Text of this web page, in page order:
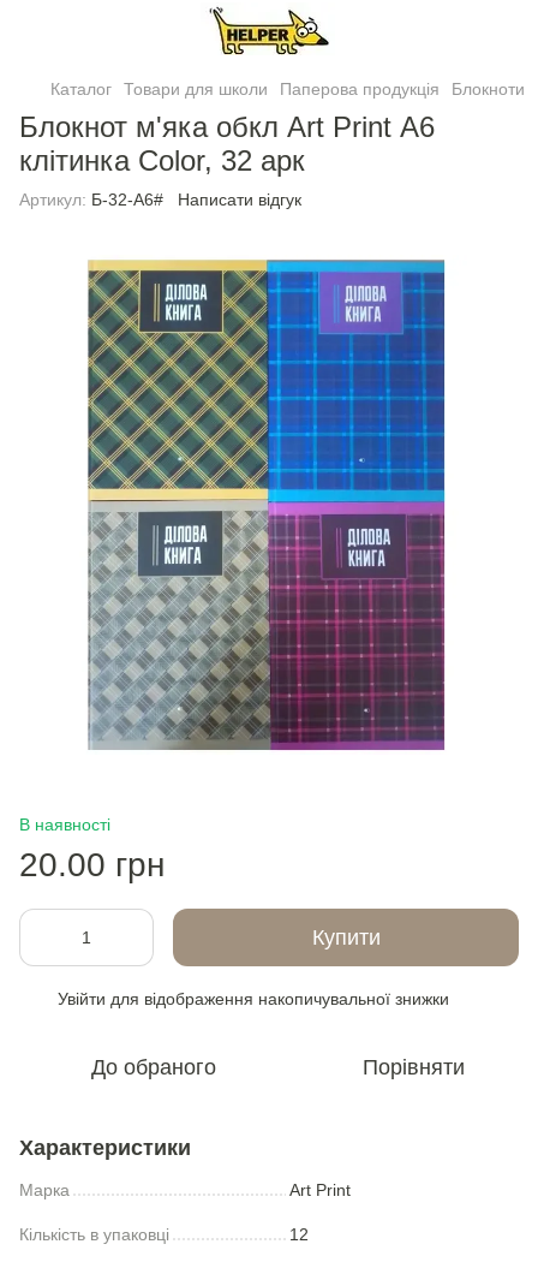
Каталог Товари для школи Паперова продукція Блокноти
Блокнот м'яка обкл Art Print А6
клітинка Color, 32 арк
Артикул: Б-32-А6# Написати відгук
В наявності
20.00 грн
Купити
Увійти для відображення накопичувальної знижки
До обраного Порівняти
Характеристики
Марка Art Print
Кількість в упаковці 12